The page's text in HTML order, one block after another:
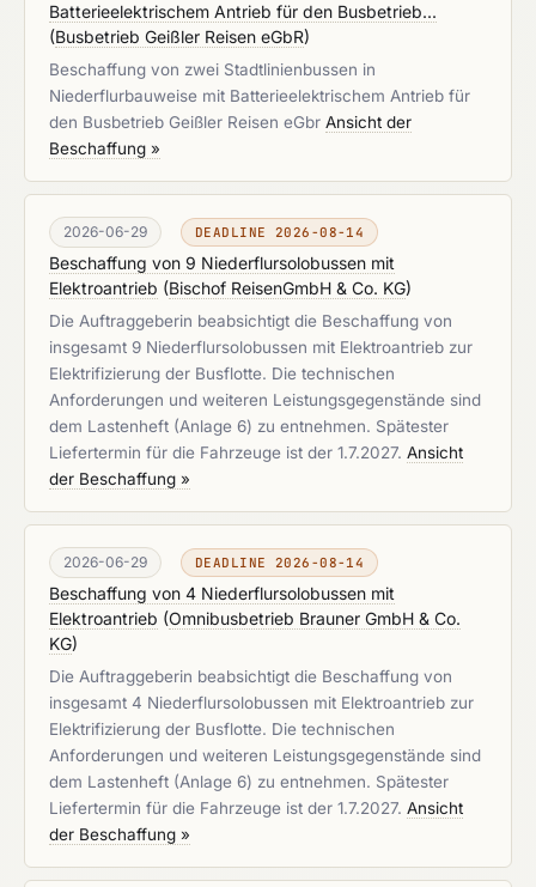
Batterieelektrischem Antrieb für den Busbetrieb...
(Busbetrieb Geißler Reisen eGbR)
Beschaffung von zwei Stadtlinienbussen in
Niederflurbauweise mit Batterieelektrischem Antrieb für
den Busbetrieb Geißler Reisen eGbr Ansicht der
Beschaffung »
2026-06-29 DEADLINE 2026-08-14
Beschaffung von 9 Niederflursolobussen mit
Elektroantrieb (Bischof ReisenGmbH & Co. KG)
Die Auftraggeberin beabsichtigt die Beschaffung von
insgesamt 9 Niederflursolobussen mit Elektroantrieb zur
Elektrifizierung der Busflotte. Die technischen
Anforderungen und weiteren Leistungsgegenstände sind
dem Lastenheft (Anlage 6) zu entnehmen. Spätester
Liefertermin für die Fahrzeuge ist der 1.7.2027. Ansicht
der Beschaffung »
2026-06-29 DEADLINE 2026-08-14
Beschaffung von 4 Niederflursolobussen mit
Elektroantrieb (Omnibusbetrieb Brauner GmbH & Co.
KG)
Die Auftraggeberin beabsichtigt die Beschaffung von
insgesamt 4 Niederflursolobussen mit Elektroantrieb zur
Elektrifizierung der Busflotte. Die technischen
Anforderungen und weiteren Leistungsgegenstände sind
dem Lastenheft (Anlage 6) zu entnehmen. Spätester
Liefertermin für die Fahrzeuge ist der 1.7.2027. Ansicht
der Beschaffung »